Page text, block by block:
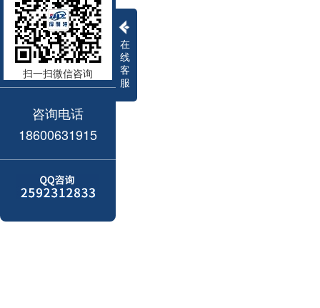
在
线
客
服
扫一扫微信咨询
咨询电话
18600631915